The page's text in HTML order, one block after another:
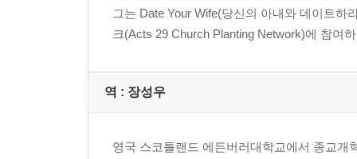
그는 Date Your Wife(당신의 아내와 데이트
크(Acts 29 Church Planting Network)에 참여
역 : 장성우
영국 스코틀랜드 에든버러대학교에서 종교